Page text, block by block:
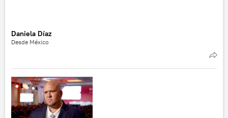
Daniela Díaz
Desde México